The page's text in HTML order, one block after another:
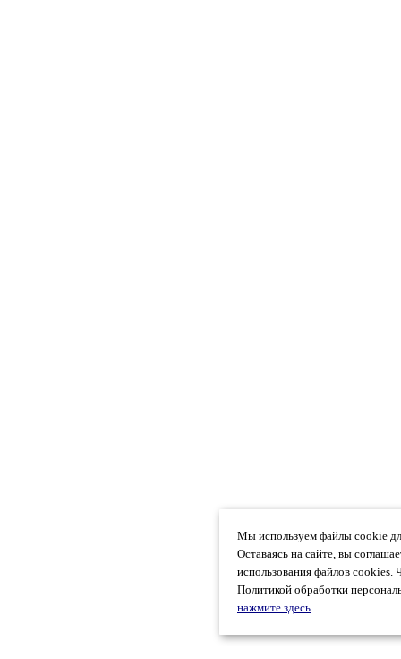
Мы используем файлы cookie
Оставаясь на сайте, вы
использования файлов cookies.
Политикой обработки
нажмите здесь.